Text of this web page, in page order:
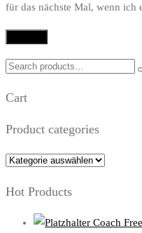
für das nächste Mal, wenn ich
Search
Cart
Product categories
Hot Products
Coach Free